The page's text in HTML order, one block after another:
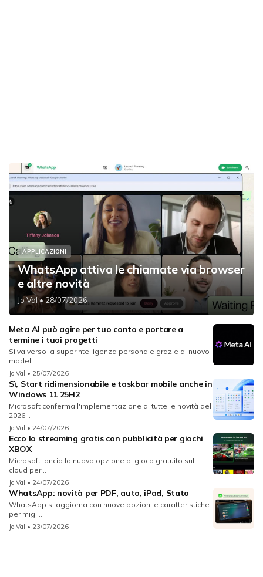
APPLICAZIONI
WhatsApp attiva le chiamate via browser
e altre novità
Jo Val• 28/07/2026
Meta AI può agire per tuo conto e portare a
termine i tuoi progetti
Si va verso la superintelligenza personale grazie al nuovo
modell...
Jo Val • 25/07/2026
Sì, Start ridimensionabile e taskbar mobile anche in
Windows 11 25H2
Microsoft conferma l'implementazione di tutte le novità del
2026...
Jo Val • 24/07/2026
Ecco lo streaming gratis con pubblicità per giochi
XBOX
Microsoft lancia la nuova opzione di gioco gratuito sul
cloud per...
Jo Val • 24/07/2026
WhatsApp: novità per PDF, auto, iPad, Stato
WhatsApp si aggiorna con nuove opzioni e caratteristiche
per migl...
Jo Val • 23/07/2026